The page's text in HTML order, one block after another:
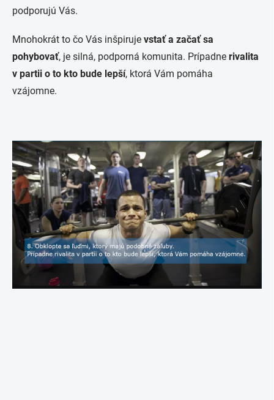
podporujú Vás.
Mnohokrát to čo Vás inšpiruje vstať a začať sa
pohybovať, je silná, podporná komunita. Prípadne rivalita
v partii o to kto bude lepší, ktorá Vám pomáha
vzájomne.